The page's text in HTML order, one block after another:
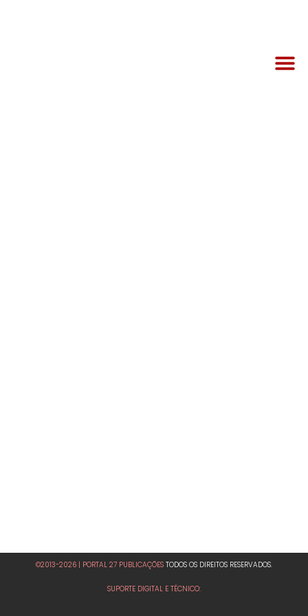
©2013-2026 | PORTAL 27 PUBLICAÇÕES TODOS OS DIREITOS RESERVADOS.
SUPORTE DIGITAL E TÉCNICO: